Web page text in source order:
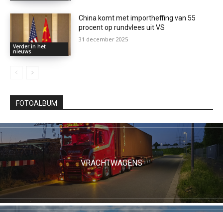
Verder in het
nieuws
China komt met importheffing van 55
procent op rundvlees uit VS
31 december 2025
FOTOALBUM
VRACHTWAGENS